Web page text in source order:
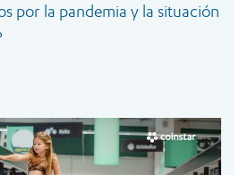
por la pandemia y la situación